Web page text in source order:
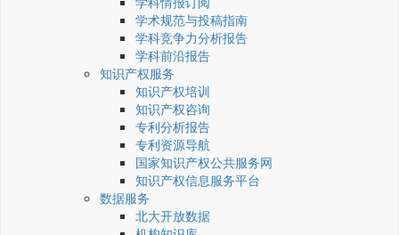
学术规范与投稿指南
学科竞争力分析报告
学科前沿报告
知识产权服务
知识产权培训
知识产权咨询
专利分析报告
专利资源导航
国家知识产权公共服务网
知识产权信息服务平台
数据服务
北大开放数据